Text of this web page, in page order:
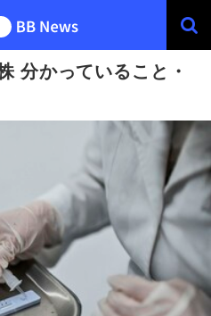
分かっていること・